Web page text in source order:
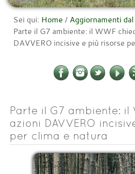
Sei qui: Home / Aggiornamenti
Parte il G7 ambiente: il WWF
DAVVERO incisive e più risorse
Parte il G7 ambiente: il
azioni DAVVERO
per clima e natura